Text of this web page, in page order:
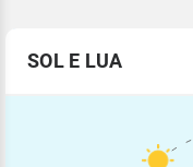
SOL E LUA